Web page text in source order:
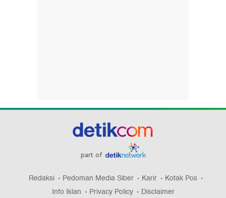
part of
Redaksi Pedoman Media Siber Karir
Kotak Pos
Info Iklan
Privacy Policy Disclaimer